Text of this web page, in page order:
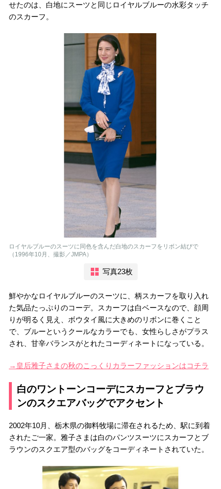
せたのは、白地にスーツと同じロイヤルブルーの水彩タッチ
のスカーフ。
ロイヤルブルーのスーツに同色を含んだ白地のスカーフをリボン結びで
（1996年10月、撮影／JMPA）
写真23枚
鮮やかなロイヤルブルーのスーツに、柄スカーフを取り入れ
た気品たっぷりのコーデ。スカーフは白ベースなので、顔周
りが明るく見え、ボウタイ風に大きめのリボンに巻くこと
で、ブルーというクールなカラーでも、女性らしさがプラス
され、甘辛バランスがとれたコーディネートになっている。
→皇后雅子さまの秋のこっくりカラーファッションはコチラ
白のワントーンコーデにスカーフとブラウ
ンのスクエアバッグでアクセント
2002年10月、栃木県の御料牧場に滞在されるため、駅に到着
されたご一家。雅子さまは白のパンツスーツにスカーフとブ
ラウンのスクエア型のバッグをコーディネートされていた。